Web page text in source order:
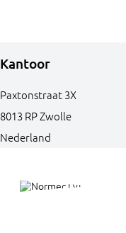
Kantoor
Paxtonstraat3X
8013 RPZwolle
Nederland